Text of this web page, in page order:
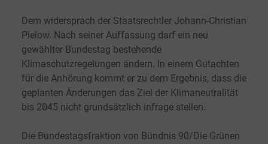
Dem widersprach der Staatsrechtler Johann-Christian
Pielow. Nach seiner Auffassung darf ein neu
gewählter Bundestag bestehende
Klimaschutzregelungen ändern. In einem Gutachten
für die Anhörung kommt er zu dem Ergebnis, dass die
geplanten Änderungen das Ziel der Klimaneutralität
bis 2045 nicht grundsätzlich infrage stellen.
Die Bundestagsfraktion von Bündnis 90/Die Grünen